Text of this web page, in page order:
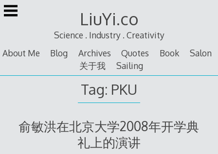
Skip
to
LiuYi.co
Science . Industry . Creativity
About Me
Blog Archives Quotes Book
Salon
关于我
Sailing
Tag: PKU
俞敏洪在北京大学2008年开学典
礼上的演讲